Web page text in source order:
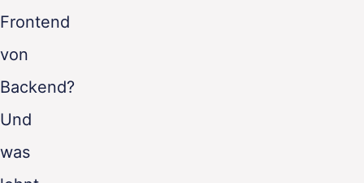
Frontend
von
Backend?
Und
was